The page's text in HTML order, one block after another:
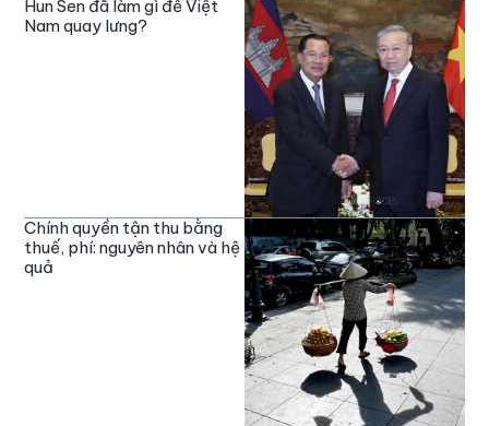
Hun Sen đã làm gì để Việt
Nam quay lưng?
Chính quyền tận thu bằng
thuế, phí: nguyên nhân và hệ
quả